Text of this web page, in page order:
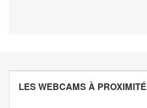
LES WEBCAMS À PROXIMITÉ